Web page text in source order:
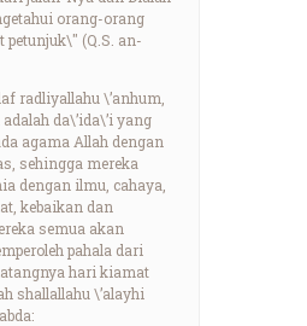
orang-orang
petunjuk\" (Q.S. an-
radliyallahu \’anhum,
da\’ida\’i yang
agama Allah dengan
sehingga mereka
dengan ilmu, cahaya,
kebaikan dan
semua akan
pahala dari
hari kiamat
shallallahu \’alayhi